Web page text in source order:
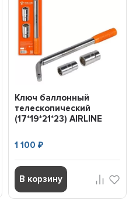
Ключ баллонный
телескопический
(17*19*21*23) AIRLINE
1 100 ₽
В корзину